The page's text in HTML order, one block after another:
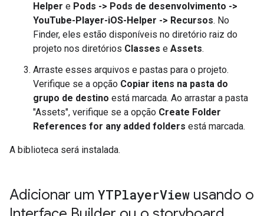
Helper e Pods -> Pods de desenvolvimento ->
YouTube-Player-iOS-Helper -> Recursos. No
Finder, eles estão disponíveis no diretório raiz do
projeto nos diretórios Classes e Assets.
Arraste esses arquivos e pastas para o projeto.
Verifique se a opção Copiar itens na pasta do
grupo de destino está marcada. Ao arrastar a pasta
"Assets", verifique se a opção Create Folder
References for any added folders está marcada.
A biblioteca será instalada.
Adicionar um YTPlayerView usando o